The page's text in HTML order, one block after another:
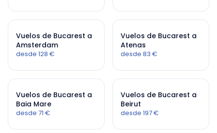
Vuelos de Bucarest a
Amsterdam
desde 128 €
Vuelos de Bucarest a
Atenas
desde 83 €
Vuelos de Bucarest a
Baia Mare
desde 71 €
Vuelos de Bucarest a
Beirut
desde 197 €